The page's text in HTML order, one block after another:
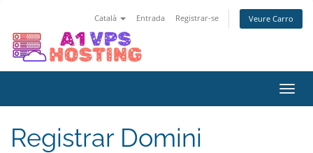
Català Entrada Registrar-se Veure Carro
la
Registrar Domini